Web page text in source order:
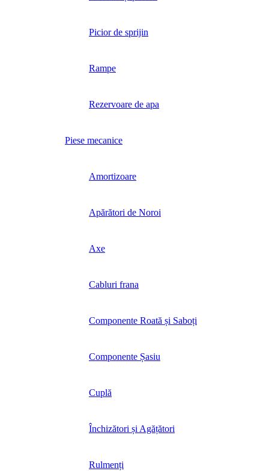
Picior de sprijin
Rampe
Rezervoare de apa
Piese mecanice
Amortizoare
Apărători de Noroi
Axe
Cabluri frana
Componente Roată și Saboți
Componente Șasiu
Cuplă
Închizători și Agățători
Rulmenți